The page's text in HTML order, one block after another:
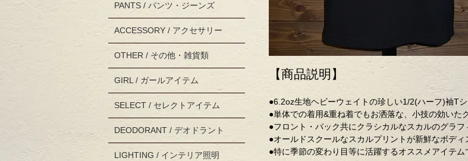
【商品説明】
●6.2oz生地ヘビーウェイトの珍しい1/2(ハーフ)袖Tシ
●単体での着用&重ね着でもお洒落な、小技の効いた
●フロント・バック共にクラシカルなスカルのグラフ
●オールドスクールなスカルプリントが新鮮なボディ
●特に季節の変わり目等に活躍するオススメアイテム
PANTS / パンツ・ジーンズ
ACCESSORY / アクセサリー
OTHER / その他・雑貨類
GIRL / ガールアイテム
SELECT / セレクトアイテム
DEODORANT / デオドラント
LIGHTING / インテリア照明